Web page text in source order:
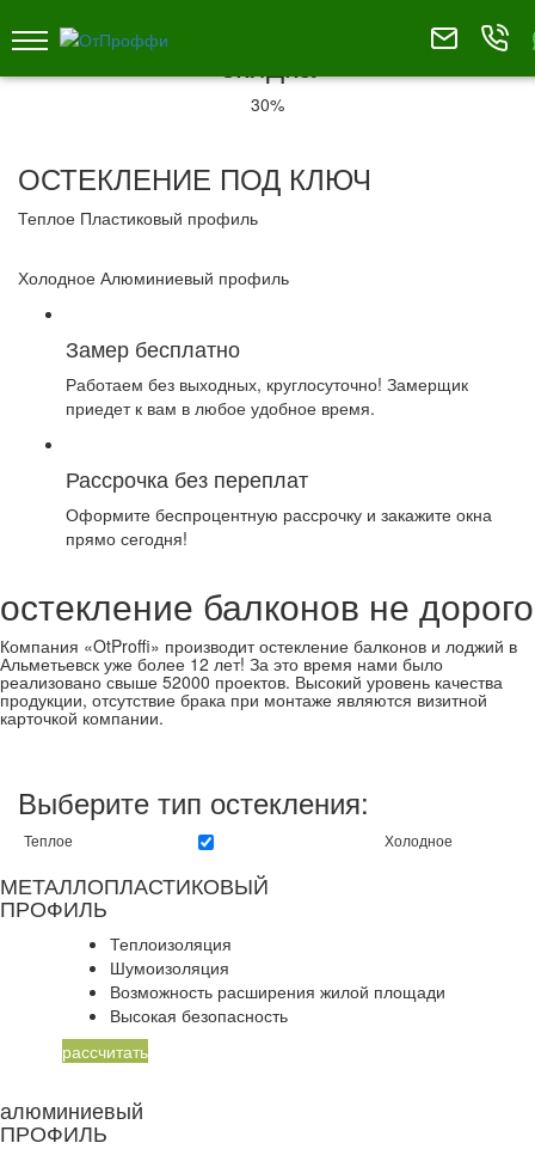
30%
ОСТЕКЛЕНИЕ ПОД КЛЮЧ
Теплое Пластиковый профиль
Холодное Алюминиевый профиль
Замер бесплатно
Работаем без выходных, круглосуточно! Замерщик
приедет к вам в любое удобное время.
Рассрочка без переплат
Оформите беспроцентную рассрочку и закажите окна
прямо сегодня!
остекление балконов не дорого
Компания «OtProffi» производит остекление балконов и лоджий в
Альметьевск уже более 12 лет! За это время нами было
реализовано свыше 52000 проектов. Высокий уровень качества
продукции, отсутствие брака при монтаже являются визитной
карточкой компании.
Выберите тип остекления:
Теплое Холодное
МЕТАЛЛОПЛАСТИКОВЫЙ
ПРОФИЛЬ
Теплоизоляция
Шумоизоляция
Возможность расширения жилой площади
Высокая безопасность
рассчитать
алюминиевый
ПРОФИЛЬ